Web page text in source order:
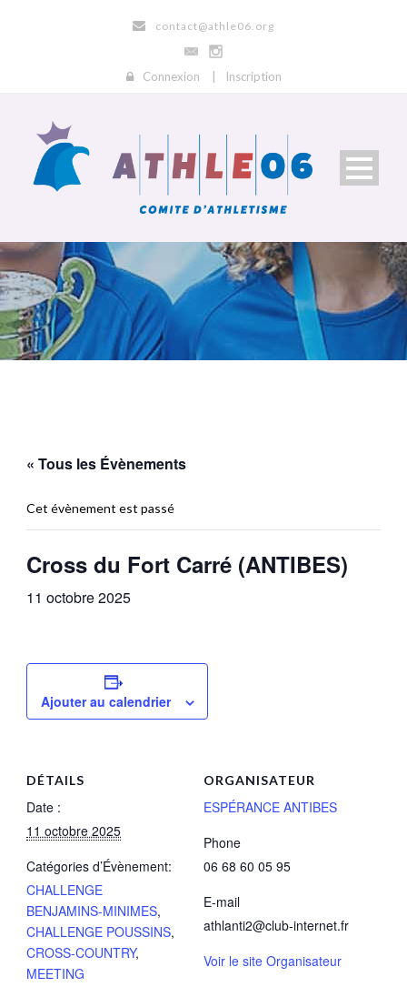
contact@athle06.org
Connexion Inscription
« Tous les Évènements
Cet évènement est passé
Cross du Fort Carré (ANTIBES)
11 octobre 2025
Ajouter au calendrier
DÉTAILS
Date :
11 octobre 2025
Catégories d’Évènement:
CHALLENGE
BENJAMINS-MINIMES,
CHALLENGE POUSSINS,
CROSS-COUNTRY,
MEETING
ORGANISATEUR
ESPÉRANCE ANTIBES
Phone
06 68 60 05 95
E-mail
athlanti2@club-internet.fr
Voir le site Organisateur